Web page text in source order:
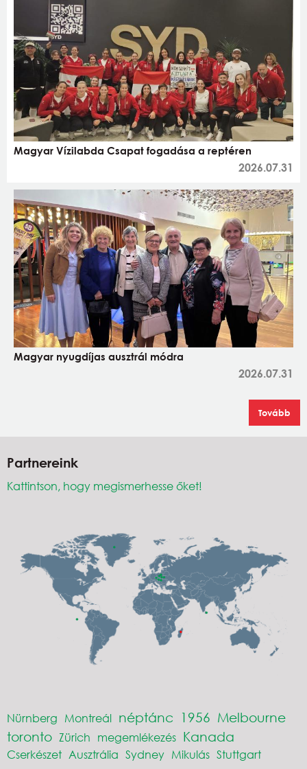
Magyar Vízilabda Csapat fogadása a reptéren
2026.07.31
Magyar nyugdíjas ausztrál módra
2026.07.31
Tovább
Partnereink
Kattintson, hogy megismerhesse őket!
Nürnberg Montreál néptánc 1956 Melbourne
toronto Zürich megemlékezés Kanada
Cserkészet Ausztrália Sydney Mikulás Stuttgart